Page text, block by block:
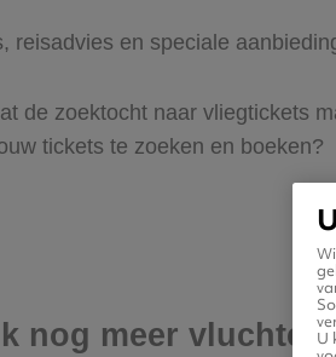
reisadvies en speciale
de zoektocht naar vliegtickets
tickets te zoeken en boeken?
nog meer vluchtenU